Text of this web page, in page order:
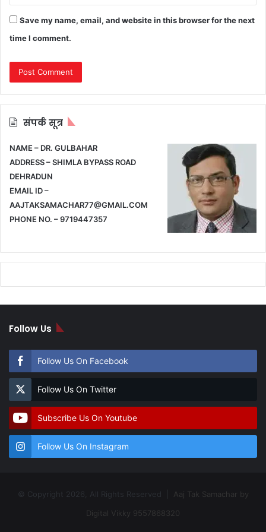
Save my name, email, and website in this browser for the next
time I comment.
संपर्क सूत्र
NAME – DR. GULBAHAR
ADDRESS – SHIMLA BYPASS ROAD
DEHRADUN
EMAIL ID –
AAJTAKSAMACHAR77@GMAIL.COM
PHONE NO. – 9719447357
Follow Us
Follow Us On Facebook
Follow Us On Twitter
Subscribe Us On Youtube
Follow Us On Instagram
© Copyright 2026, All Rights Reserved | Aaj Tak Samachar by
Digital Vikky 9557868320